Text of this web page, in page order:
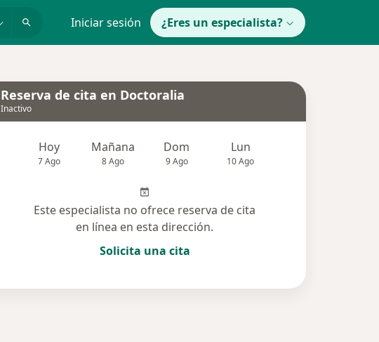
Iniciar sesión ¿Eres un especialista?
Reserva de cita en Doctoralia
Inactivo
Hoy
7 Ago
Mañana
8 Ago
Dom
9 Ago
Lun
10 Ago
Este especialista no ofrece reserva de cita
en línea en esta dirección.
Solicita una cita